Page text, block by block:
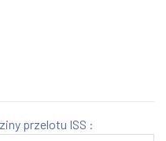
przelotu ISS :